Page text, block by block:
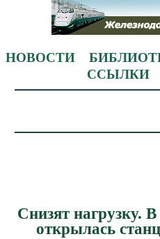
НОВОСТИ
ССЫЛКИ
Снизят нагрузку.
открылась